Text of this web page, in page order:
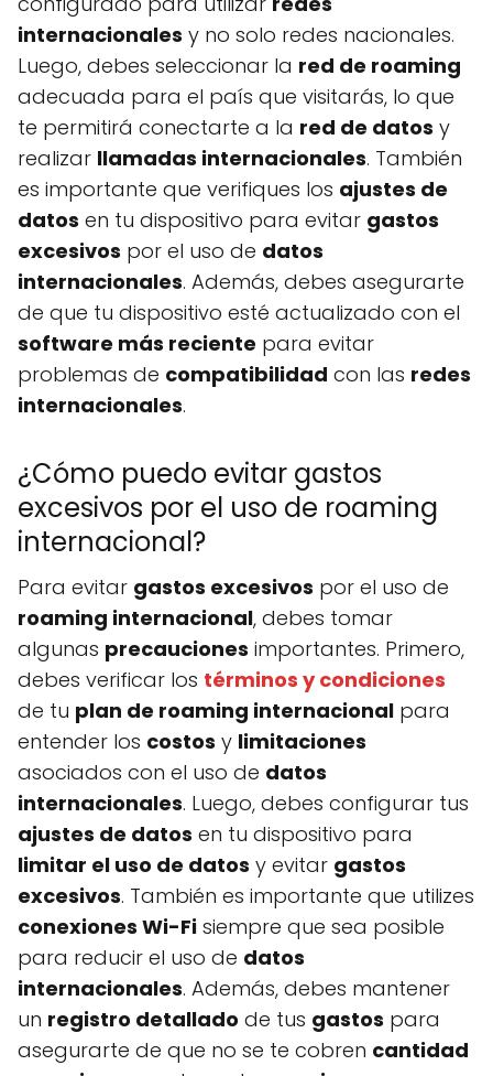
internacionales y no solo redes nacionales.
Luego, debes seleccionar la red de roaming
adecuada para el país que visitarás, lo que
te permitirá conectarte a la red de datos y
realizar llamadas internacionales. También
es importante que verifiques los ajustes de
datos en tu dispositivo para evitar gastos
excesivos por el uso de datos
internacionales. Además, debes asegurarte
de que tu dispositivo esté actualizado con el
software más reciente para evitar
problemas de compatibilidad con las redes
internacionales.
¿Cómo puedo evitar gastos
excesivos por el uso de roaming
internacional?
Para evitar gastos excesivos por el uso de
roaming internacional, debes tomar
algunas precauciones importantes. Primero,
debes verificar los términos y condiciones
de tu plan de roaming internacional para
entender los costos y limitaciones
asociados con el uso de datos
internacionales. Luego, debes configurar tus
ajustes de datos en tu dispositivo para
limitar el uso de datos y evitar gastos
excesivos. También es importante que utilizes
conexiones Wi-Fi siempre que sea posible
para reducir el uso de datos
internacionales. Además, debes mantener
un registro detallado de tus gastos para
asegurarte de que no se te cobren cantidad